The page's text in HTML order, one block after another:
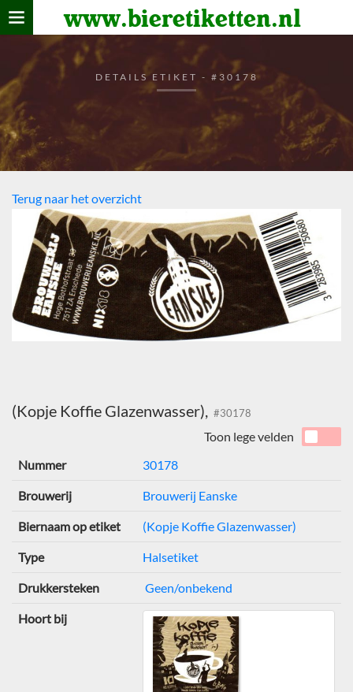
www.bieretiketten.nl
Home
verzamelen
De bierkaart
Bezoekers
DETAILS ETIKET - #30178
Terug naar het overzicht
(Kopje Koffie Glazenwasser), #30178
Toon lege velden
Nummer
30178
Brouwerij Brouwerij Eanske
Biernaam op etiket (Kopje Koffie Glazenwasser)
Type Halsetiket
Drukkersteken Geen/onbekend
Hoort bij